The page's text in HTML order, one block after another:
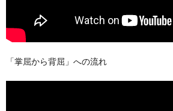
「掌屈から背屈」への流れ